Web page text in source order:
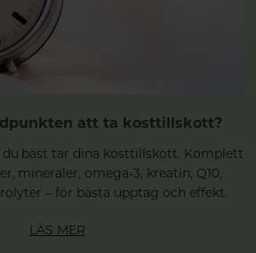
att ta kosttillskott?
du bäst tar dina kosttillskott. Komplett
mineraler, omega-3, kreatin, Q10,
– för bästa upptag och effekt.
LÄS MER